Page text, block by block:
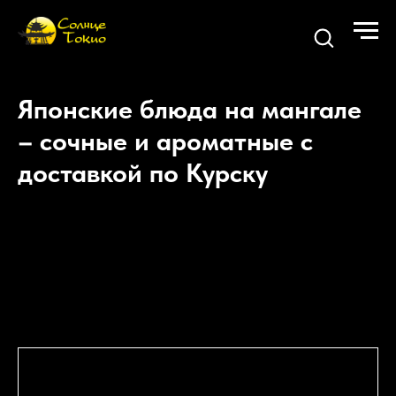
Японские блюда на мангале
– сочные и ароматные с
доставкой по Курску